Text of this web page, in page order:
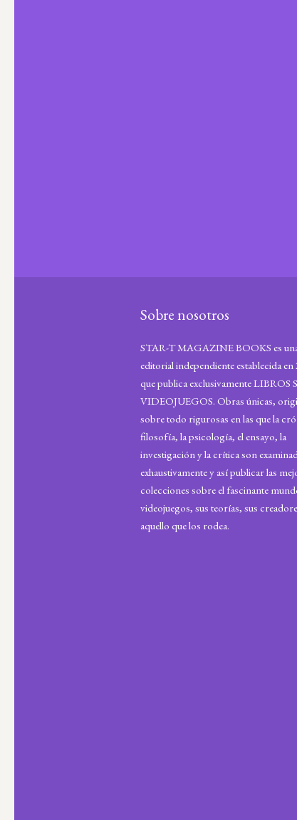
Sobre nosotros
STAR-T MAGAZINE BOOKS es
editorial independiente establecida en
que publica exclusivamente LIBROS
VIDEOJUEGOS. Obras únicas,
sobre todo rigurosas en las que la
filosofía, la psicología, el ensayo, la
investigación y la crítica son
exhaustivamente y así publicar las
colecciones sobre el fascinante
videojuegos, sus teorías, sus
aquello que los rodea.